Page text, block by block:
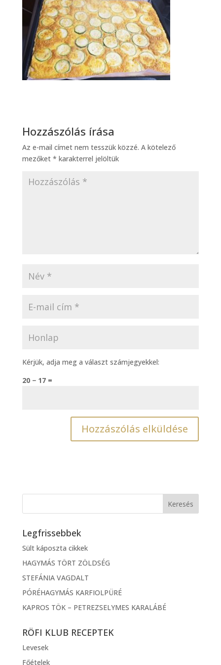
Hozzászólás írása
Az e-mail címet nem tesszük közzé. A kötelező
mezőket * karakterrel jelöltük
Kérjük, adja meg a választ számjegyekkel:
20 − 17 =
Legfrissebbek
Sült káposzta cikkek
HAGYMÁS TÖRT ZÖLDSÉG
STEFÁNIA VAGDALT
PÓRÉHAGYMÁS KARFIOLPÜRÉ
KAPROS TÖK – PETREZSELYMES KARALÁBÉ
RÖFI KLUB RECEPTEK
Levesek
Főételek